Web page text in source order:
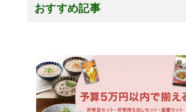
おすすめ記事